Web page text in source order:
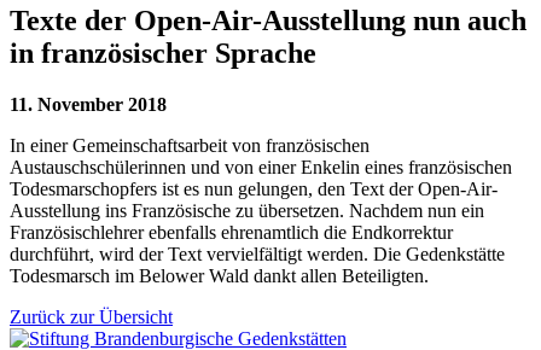
Texte der Open-Air-Ausstellung nun auch
in französischer Sprache
11. November 2018
In einer Gemeinschaftsarbeit von französischen
Austauschschülerinnen und von einer Enkelin eines französischen
Todesmarschopfers ist es nun gelungen, den Text der Open-Air-
Ausstellung ins Französische zu übersetzen. Nachdem nun ein
Französischlehrer ebenfalls ehrenamtlich die Endkorrektur
durchführt, wird der Text vervielfältigt werden. Die Gedenkstätte
Todesmarsch im Belower Wald dankt allen Beteiligten.
Zurück zur Übersicht